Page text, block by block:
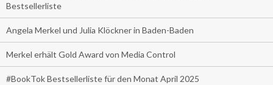
Bestsellerliste
Angela Merkel und Julia Klöckner in Baden-Baden
Merkel erhält Gold Award von Media Control
#BookTok Bestsellerliste für den Monat April 2025